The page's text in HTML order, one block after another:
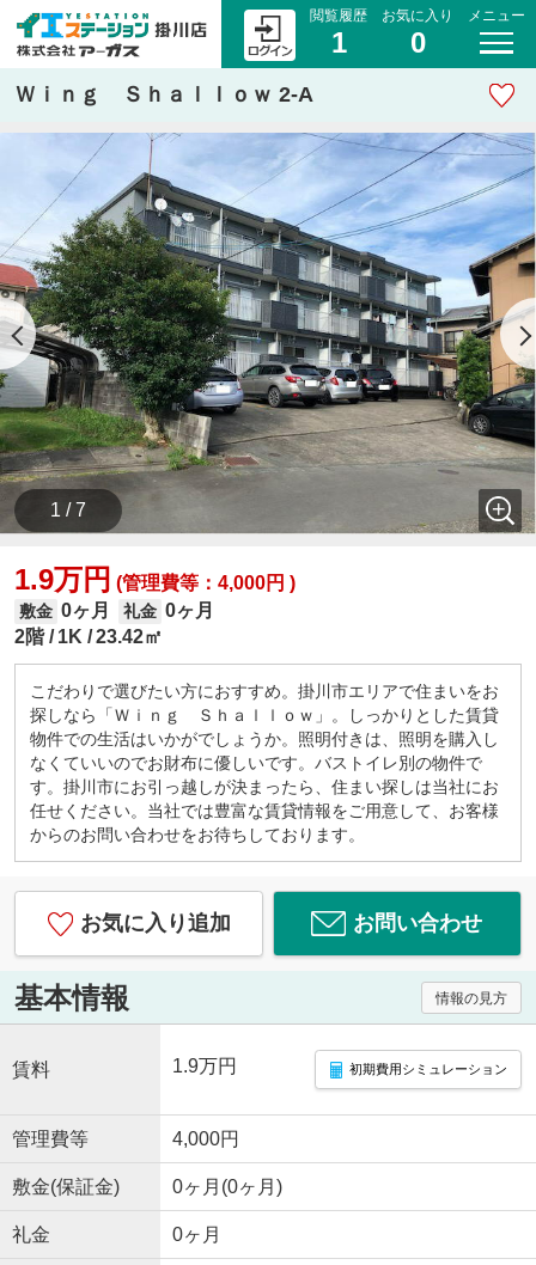
閲覧履歴
1
お気に入り
0
メニュー
Ｗｉｎｇ Ｓｈａｌｌｏｗ 2-A
1 / 7
1.9万円 (管理費等：4,000円 )
敷金 0ヶ月 礼金 0ヶ月
2階
1K 23.42㎡
こだわりで選びたい方におすすめ。掛川市エリアで住まいをお
探しなら「Ｗｉｎｇ Ｓｈａｌｌｏｗ」。しっかりとした賃貸
物件での生活はいかがでしょうか。照明付きは、照明を購入し
なくていいのでお財布に優しいです。バストイレ別の物件で
す。掛川市にお引っ越しが決まったら、住まい探しは当社にお
任せください。当社では豊富な賃貸情報をご用意して、お客様
からのお問い合わせをお待ちしております。
お気に入り追加 お問い合わせ
基本情報 情報の見方
賃料 1.9万円 初期費用シミュレーション
管理費等 4,000円
敷金(保証金) 0ヶ月(0ヶ月)
礼金 0ヶ月